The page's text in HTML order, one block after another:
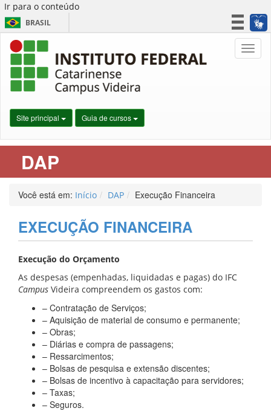
Ir para o conteúdo
BRASIL
Simplifique!
Site principal Guia de cursos
DAP
Você está em: Início DAP Execução Financeira
EXECUÇÃO FINANCEIRA
Execução do Orçamento
As despesas (empenhadas, liquidadas e pagas) do IFC
Campus Videira compreendem os gastos com:
– Contratação de Serviços;
– Aquisição de material de consumo e permanente;
– Obras;
– Diárias e compra de passagens;
– Ressarcimentos;
– Bolsas de pesquisa e extensão discentes;
– Bolsas de incentivo à capacitação para servidores;
– Taxas;
– Seguros.